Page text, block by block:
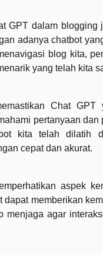
GPT dalam blogging
adanya chatbot
blog kita,
yang telah kita
Chat
pertanyaan
kita telah dilatih
cepat dan akurat.
aspek
memberikan
menjaga agar